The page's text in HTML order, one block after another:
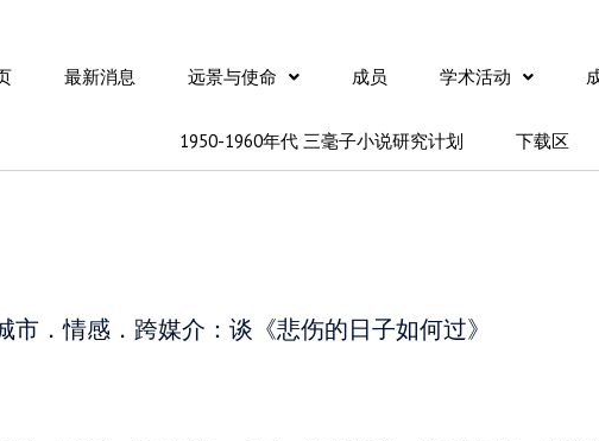
最新消息 远景与使命 成员 学术活动
1950-1960年代 三毫子小说研究计划 下载区
．情感．跨媒介：谈《悲伤的日子如何过》